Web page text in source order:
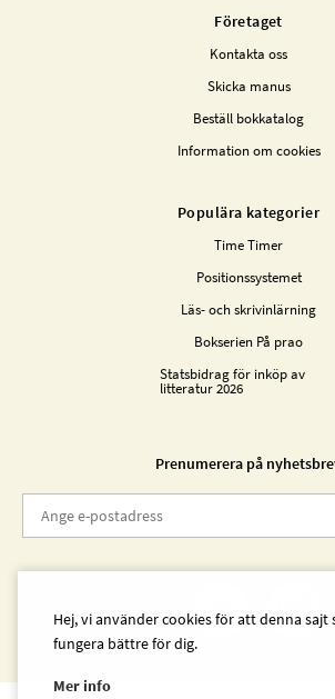
Företaget
Kontakta oss
Skicka manus
Beställ bokkatalog
Information om cookies
Populära kategorier
Time Timer
Positionssystemet
Läs- och skrivinlärning
Bokserien På prao
Statsbidrag för inköp av
litteratur 2026
Prenumerera på
Hej, vi använder cookies för att denna sajt
fungera bättre för dig.
Mer info